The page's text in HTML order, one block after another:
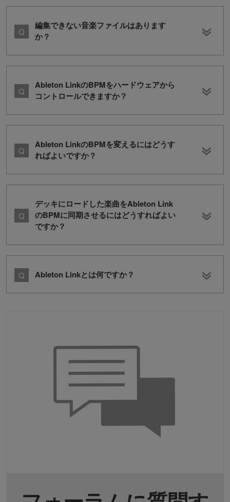
編集できない音楽ファイルはあります
か？
Ableton LinkのBPMをハードウェアから
コントロールできますか？
Ableton LinkのBPMを変えるにはどうす
ればよいですか？
デッキにロードした楽曲をAbleton Link
のBPMに同期させるにはどうすればよい
ですか？
Ableton Linkとは何ですか？